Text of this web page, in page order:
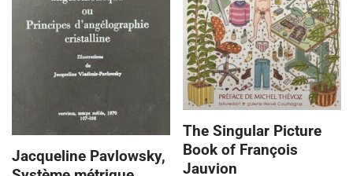
Jacqueline Pavlowsky,
The Singular Picture
Book of François
Jauvion